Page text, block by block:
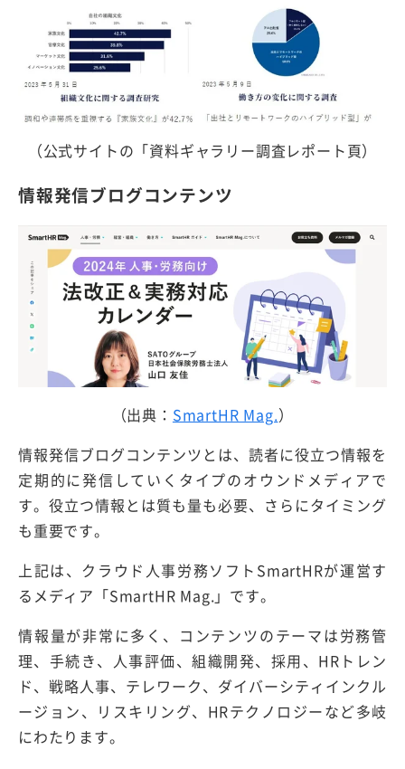
（公式サイトの「資料ギャラリー調査レポート頁）
情報発信ブログコンテンツ
（出典： SmartHR Mag.）
情報発信ブログコンテンツとは、読者に役立つ情報を
定期的に発信していくタイプのオウンドメディアで
す。役立つ情報とは質も量も必要、さらにタイミング
も重要です。
上記は、クラウド人事労務ソフトSmartHRが運営す
るメディア「SmartHR Mag.」です。
情報量が非常に多く、コンテンツのテーマは労務管
理、手続き、人事評価、組織開発、採用、HRトレン
ド、戦略人事、テレワーク、ダイバーシティインクル
ージョン、リスキリング、HRテクノロジーなど多岐
にわたります。